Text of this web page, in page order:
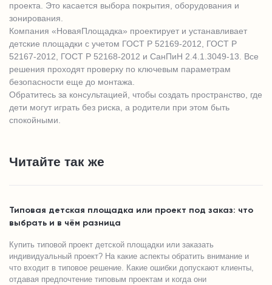
проекта. Это касается выбора покрытия, оборудования и
зонирования.
Компания «НоваяПлощадка» проектирует и устанавливает
детские площадки с учетом ГОСТ Р 52169-2012, ГОСТ Р
52167-2012, ГОСТ Р 52168-2012 и СанПиН 2.4.1.3049-13. Все
решения проходят проверку по ключевым параметрам
безопасности еще до монтажа.
Обратитесь за консультацией, чтобы создать пространство, где
дети могут играть без риска, а родители при этом быть
спокойными.
Читайте так же
Типовая детская площадка или проект под заказ: что
выбрать и в чём разница
Купить типовой проект детской площадки или заказать
индивидуальный проект? На какие аспекты обратить внимание и
что входит в типовое решение. Какие ошибки допускают клиенты,
отдавая предпочтение типовым проектам и когда они